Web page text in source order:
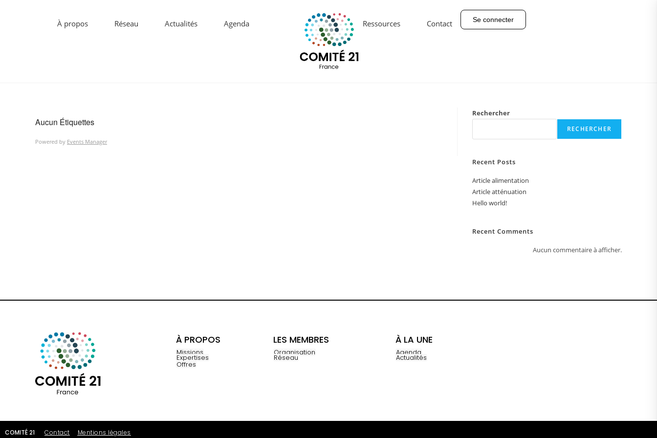
À propos Réseau Actualités Agenda Ressources Contact Se connecter
Aucun Étiquettes
Powered by Events Manager
Rechercher
RECHERCHER
Recent Posts
Article alimentation
Article atténuation
Hello world!
Recent Comments
Aucun commentaire à afficher.
À PROPOS
Missions
Expertises
Offres
LES MEMBRES
Organisation
Réseau
À LA UNE
Agenda
Actualités
COMITÉ 21 Contact Mentions légales